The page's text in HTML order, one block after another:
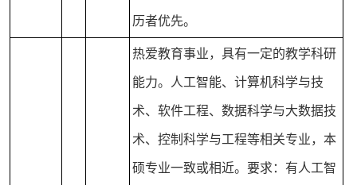
历者优先。
热爱教育事业，具有一定的教学科研
能力。人工智能、计算机科学与技
术、软件工程、数据科学与大数据技
术、控制科学与工程等相关专业，本
硕专业一致或相近。要求：有人工智